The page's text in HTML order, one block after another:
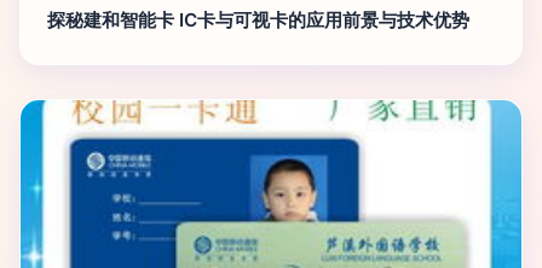
探秘建和智能卡 IC卡与可视卡的应用前景与技术优势